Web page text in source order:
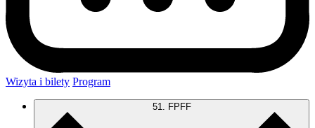
Wizyta i bilety Program
51. FPFF